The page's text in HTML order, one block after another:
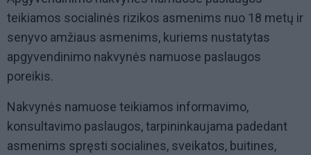
teikiamos socialinės rizikos asmenims nuo 18 metų ir
senyvo amžiaus asmenims, kuriems nustatytas
apgyvendinimo nakvynės namuose paslaugos
poreikis.
Nakvynės namuose teikiamos informavimo,
konsultavimo paslaugos, tarpininkaujama padedant
asmenims spręsti socialines, sveikatos, buitines,